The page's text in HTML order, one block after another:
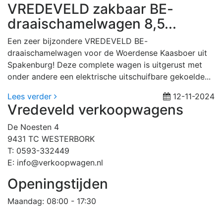
VREDEVELD zakbaar BE-
draaischamelwagen 8,5...
Een zeer bijzondere VREDEVELD BE-
draaischamelwagen voor de Woerdense Kaasboer uit
Spakenburg! Deze complete wagen is uitgerust met
onder andere een elektrische uitschuifbare gekoelde...
Lees verder
12-11-2024
Vredeveld verkoopwagens
De Noesten 4
9431 TC WESTERBORK
T: 0593-332449
E: info@verkoopwagen.nl
Openingstijden
Maandag: 08:00 - 17:30